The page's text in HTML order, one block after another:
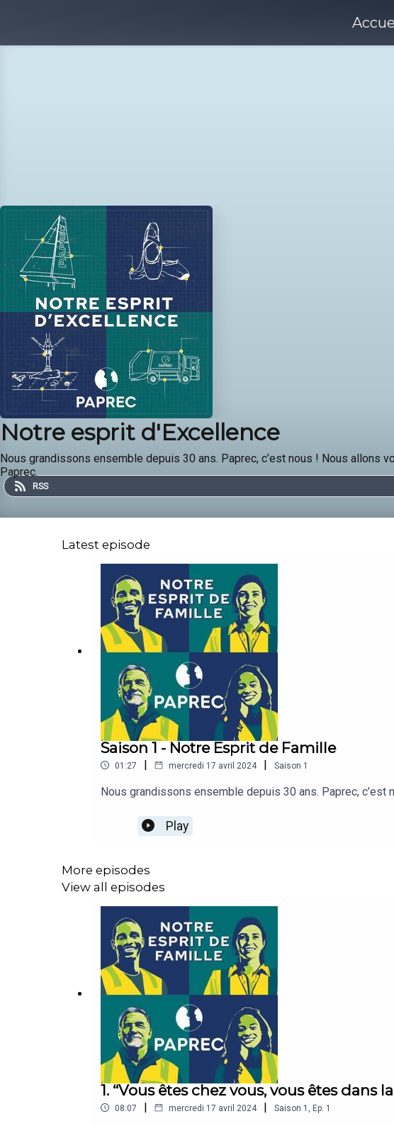
Notre esprit d'Excellence
Nous grandissons ensemble depuis 30 ans. Paprec, c’est nous ! Nous
Paprec.
RSS
Latest episode
Saison 1 - Notre Esprit de Famille
01:27 | mercredi 17 avril 2024 | Saison 1
Nous grandissons ensemble depuis 30 ans. Paprec,
Play
More episodes
View all episodes
1. “Vous êtes chez vous, vous êtes dans
08:07 | mercredi 17 avril 2024 | Saison 1 Ep. 1